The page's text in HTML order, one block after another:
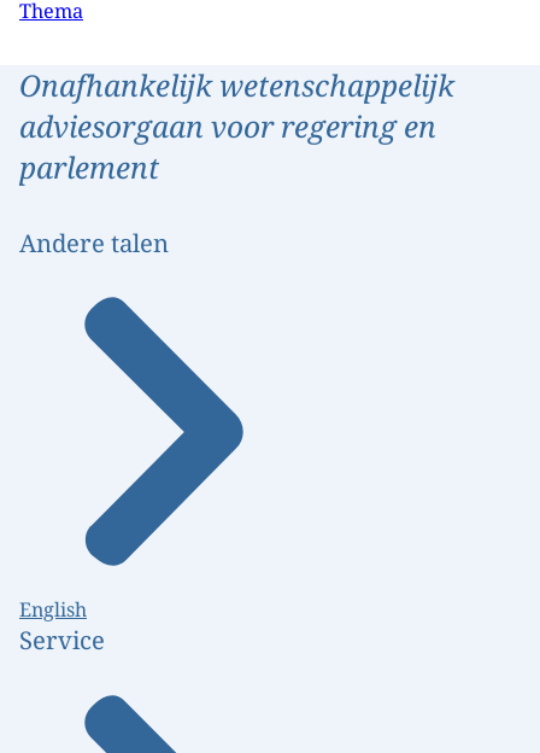
Thema
Onafhankelijk wetenschappelijk
adviesorgaan voor regering en
parlement
Andere talen
English
Service